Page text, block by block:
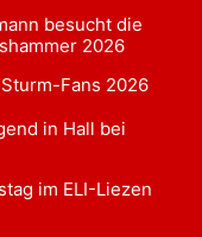
besucht die
2026
Sturm-Fans 2026
in Hall bei
im ELI-Liezen